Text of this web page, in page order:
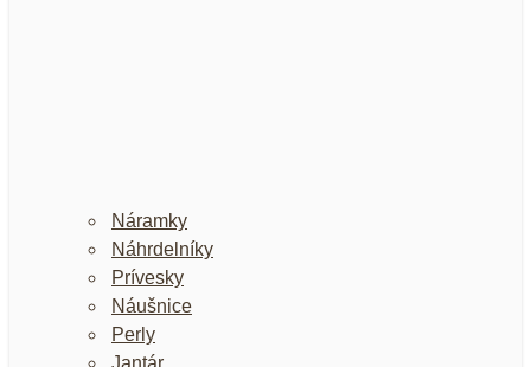
Náramky
Náhrdelníky
Prívesky
Náušnice
Perly
Jantár